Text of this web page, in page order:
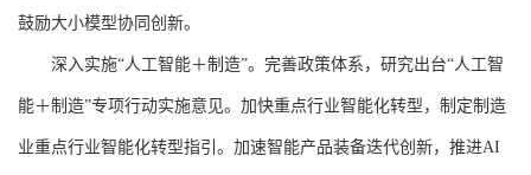
鼓励大小模型协同创新。
深入实施“人工智能＋制造”。完善政策体系，研究出台“人工智
能＋制造”专项行动实施意见。加快重点行业智能化转型，制定制造
业重点行业智能化转型指引。加速智能产品装备迭代创新，推进AI